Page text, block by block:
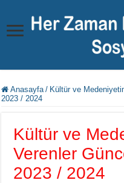
Anasayfa / Kültür ve
2023 / 2024
Kültür ve
Verenler
2023 / 2024